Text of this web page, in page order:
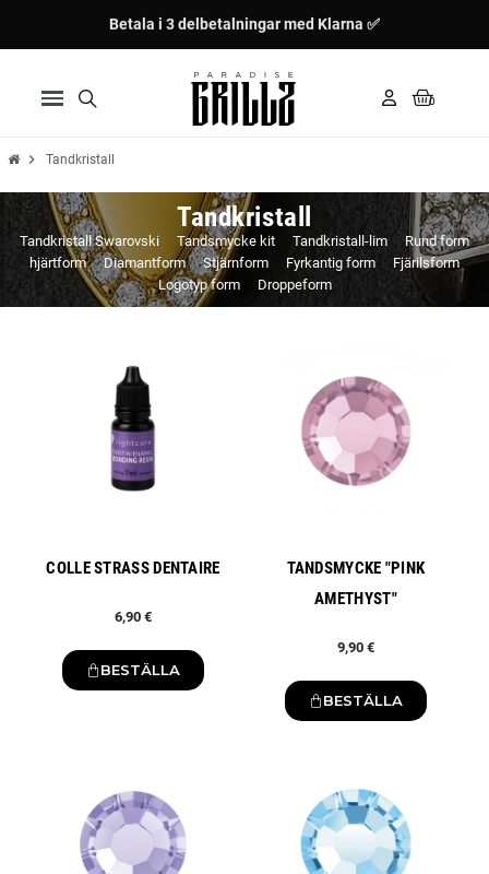
Betala i 3 delbetalningar med Klarna ✅
chevron_right Tandkristall
Tandkristall
Tandkristall Swarovski Tandsmycke kit Tandkristall-lim
Rund form
hjärtform
Diamantform Stjärnform Fyrkantig form
Fjärilsform
Logotyp form
Droppeform
COLLE STRASS DENTAIRE
6,90 €
BESTÄLLA
TANDSMYCKE "PINK
AMETHYST"
9,90 €
BESTÄLLA